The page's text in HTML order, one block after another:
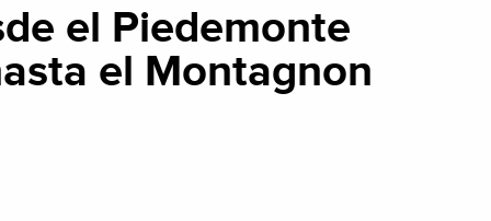
el Piedemonte
el Montagnon